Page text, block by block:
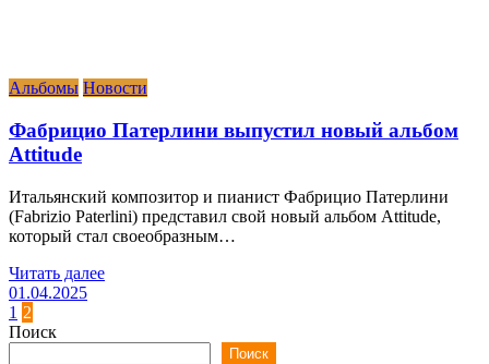
Альбомы Новости
Фабрицио Патерлини выпустил новый альбом
Attitude
Итальянский композитор и пианист Фабрицио Патерлини
(Fabrizio Paterlini) представил свой новый альбом Attitude,
который стал своеобразным…
Читать далее
01.04.2025
Пагинация
записей
1 2
Поиск
Поиск